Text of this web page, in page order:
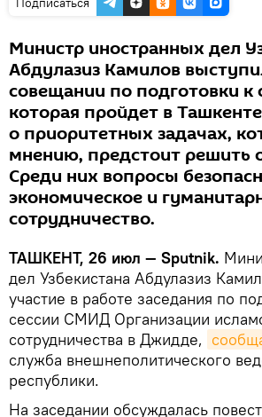
Министр иностранных дел
Абдулазиз Камилов
совещании по подготовки к
которая пройдет в
о приоритетных задачах,
мнению, предстоит решить
Среди них вопросы
экономическое и
сотрудничество.
ТАШКЕНТ, 26 июл — Sputnik.
дел Узбекистана Абдулазиз
участие в работе заседания по
сессии СМИД Организации
сотрудничества в Джидде,
служба внешнеполитического
республики.
На заседании обсуждалась